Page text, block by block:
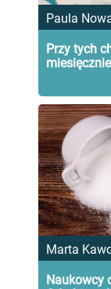
Paula
Przy tych
Marta
Naukowcy